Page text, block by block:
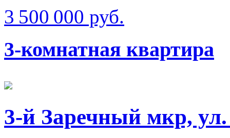
3 500 000 руб.
3-комнатная квартира
3-й Заречный мкр, ул.